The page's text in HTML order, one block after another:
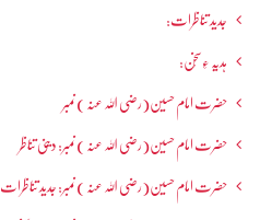
جدید تناظرات:
ہدیہ ءِسُخن:
حضرت امام حسین(رضی اللہ عنہ ) نمبر
حضرت امام حسین(رضی اللہ عنہ ) نمبر: دینی تناظر
حضرت امام حسین(رضی اللہ عنہ ) نمبر: جدید تناظرات